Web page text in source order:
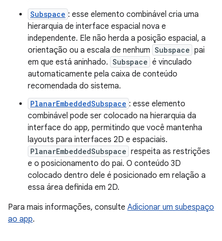
Subspace : esse elemento combinável cria uma
hierarquia de interface espacial nova e
independente. Ele não herda a posição espacial, a
orientação ou a escala de nenhum Subspace pai
em que está aninhado. Subspace é vinculado
automaticamente pela caixa de conteúdo
recomendada do sistema.
PlanarEmbeddedSubspace : esse elemento
combinável pode ser colocado na hierarquia da
interface do app, permitindo que você mantenha
layouts para interfaces 2D e espaciais.
PlanarEmbeddedSubspace respeita as restrições
e o posicionamento do pai. O conteúdo 3D
colocado dentro dele é posicionado em relação a
essa área definida em 2D.
Para mais informações, consulte Adicionar um subespaço
ao app.